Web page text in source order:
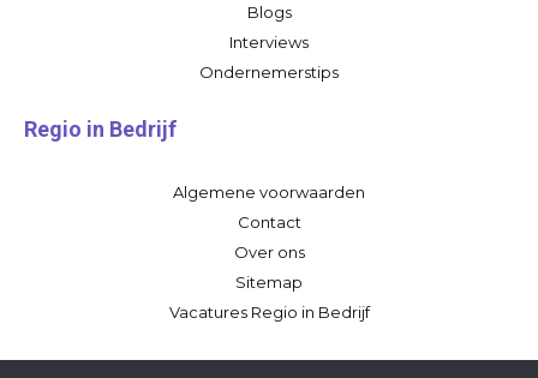
Blogs
Interviews
Ondernemerstips
Regio in Bedrijf
Algemene voorwaarden
Contact
Over ons
Sitemap
Vacatures Regio in Bedrijf